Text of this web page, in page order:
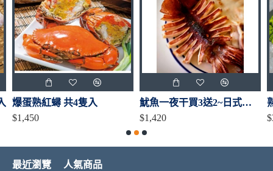
爆蛋熟紅蟳 共4隻入
$1,450
魷魚一夜干買3送2~日式居酒屋御用
$1,420
最近瀏覽 人氣商品